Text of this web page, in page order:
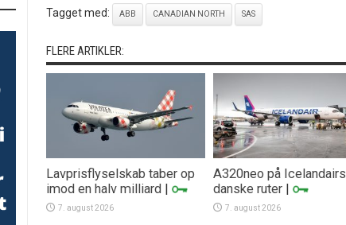
Tagget med: ABB CANADIAN NORTH SAS
FLERE ARTIKLER:
Lavprisflyselskab taber op
imod en halv milliard |
7. august 2026
A320neo på Icelandairs
danske ruter |
7. august 2026